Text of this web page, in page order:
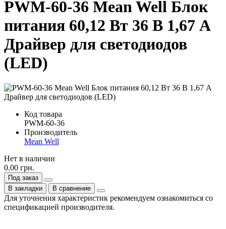
PWM-60-36 Mean Well Блок
питания 60,12 Вт 36 В 1,67 А
Драйвер для светодиодов
(LED)
Код товара
PWM-60-36
Производитель
Mean Well
Нет в наличии
0.00 грн.
Под заказ
В закладки
В сравнение
Для уточнения характеристик рекомендуем ознакомиться со
спецификацией производителя.